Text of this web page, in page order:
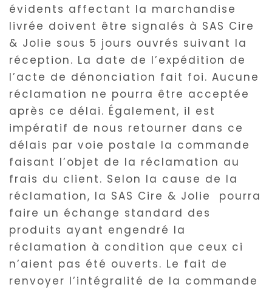
évidents affectant la marchandise
livrée doivent être signalés à SAS Cire
& Jolie sous 5 jours ouvrés suivant la
réception. La date de l’expédition de
l’acte de dénonciation fait foi. Aucune
réclamation ne pourra être acceptée
après ce délai. Également, il est
impératif de nous retourner dans ce
délais par voie postale la commande
faisant l’objet de la réclamation au
frais du client. Selon la cause de la
réclamation, la SAS Cire & Jolie pourra
faire un échange standard des
produits ayant engendré la
réclamation à condition que ceux ci
n’aient pas été ouverts. Le fait de
renvoyer l’intégralité de la commande